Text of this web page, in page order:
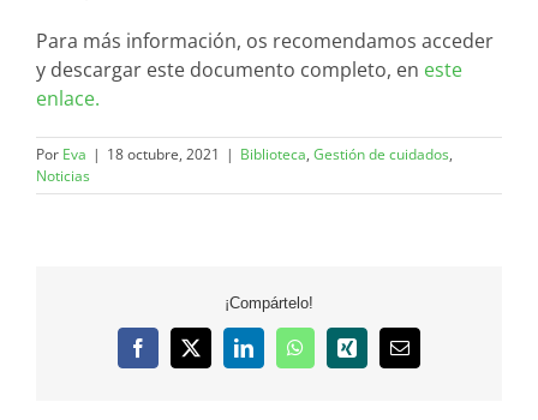
Para más información, os recomendamos acceder
y descargar este documento completo, en este
enlace.
Por Eva | 18 octubre, 2021 | Biblioteca, Gestión de cuidados,
Noticias
¡Compártelo!
Facebook
X LinkedInWhatsApp
Xing
Correo